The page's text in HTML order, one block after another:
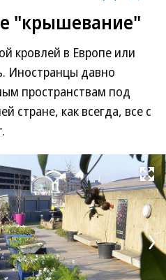
"крышевание"
кровлей в Европе или
Иностранцы давно
пространствам под
стране, как всегда, все с
Развернуть